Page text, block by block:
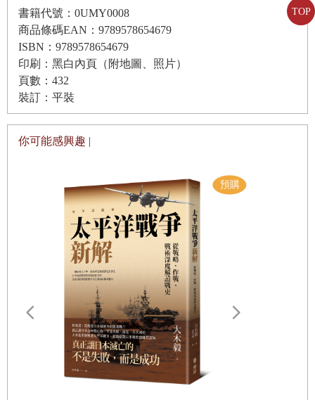
TOP
第十六章 利用「蓮葉」基地迴避種種難題
第十七章 要如何追求真正的國家安全？
後記
謝誌
網路資料
2015年美國海外基地分布
北美原住民分布與美國早期軍事基地擴展
1776至1903年美國海外基地分布
1939年美國海外基地分布
1945年美國海外基地分布
1989年美國海外基地分布
基地司令部門外一面美國國旗，迎向關達納摩灣劈啪作
響。附近一座露天電影院定期播映好萊塢熱門電影。在
它隔壁，是鮮綠的人工草皮足球場暨橄欖球場；另外全
新的體育場還有兩座棒球場，以及網球場和籃球場、與
室外滑輪溜冰場。配上空調設施的體育館裡，電視機播
映著ESPN的體育節目。馬路對面有一座大教堂、郵局
和被太陽曬得泛白的麥當勞黃金拱門。附近的街坊取名
兒童玩具。基地裡從高中、初中、小學到幼稚園、托兒
所，無不齊全。這裡有游泳池、遊樂場、幾個公共海
灘、一座保齡球館、理髮店美容院，也有必勝客披薩、
塔可鐘、肯德基和Subway。
從山頂上，你也隱約可以看到鄰近兩個古巴鎮甸，但
是在基地的大部分地方，你根本沒有身在古巴的感覺。
譬如，基地居民所謂的巿中心「下城」，和美國任何城
市無殊—或者說與散布在全球各地數百個美軍基地無
異，非常像個自給自足的美國城鎮。在「下城」，你可
書籍代號：0UMY0008
商品條碼EAN：9789578654679
ISBN：9789578654679
印刷：黑白內頁（附地圖、照片）
頁數：432
裝訂：平裝
你可能感興趣 |